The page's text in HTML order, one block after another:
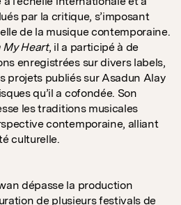
par la critique, s’imposant
de la musique contemporaine.
My Heart, il a participé à de
enregistrées sur divers labels,
projets publiés sur Asadun Alay
qu’il a cofondée. Son
les traditions musicales
contemporaine, alliant
culturelle.
dépasse la production
de plusieurs festivals de